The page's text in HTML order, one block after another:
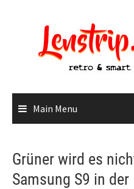
Main Menu
Grüner wird es
Samsung S9 in der